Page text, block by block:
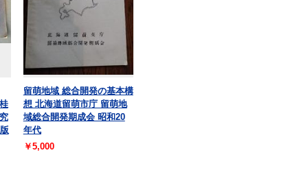
留萌地域 総合開発の基本構
想 北海道留萌市庁 留萌地
域総合開発期成会 昭和20
年代
￥5,000